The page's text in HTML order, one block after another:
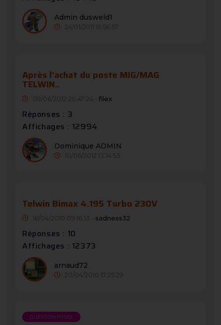
Admin dusweld1
24/01/2011 15:54:57
Après l'achat du poste MIG/MAG
TELWIN..
09/06/2012 20:47:24 - filex
Réponses : 3
Affichages : 12994
Dominique ADMIN
10/06/2012 13:14:53
Telwin Bimax 4.195 Turbo 230V
16/04/2010 09:16:13 - sadness32
Réponses : 10
Affichages : 12373
arnaud72
20/04/2010 17:25:29
QUESTION POSÉE